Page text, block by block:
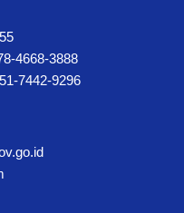
4668-3888
7442-9296